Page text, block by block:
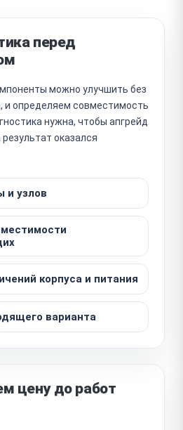
перед
можно улучшить без
и определяем совместимость
нужна, чтобы апгрейд
оказался
и узлов
корпуса и питания
варианта
цену до работ